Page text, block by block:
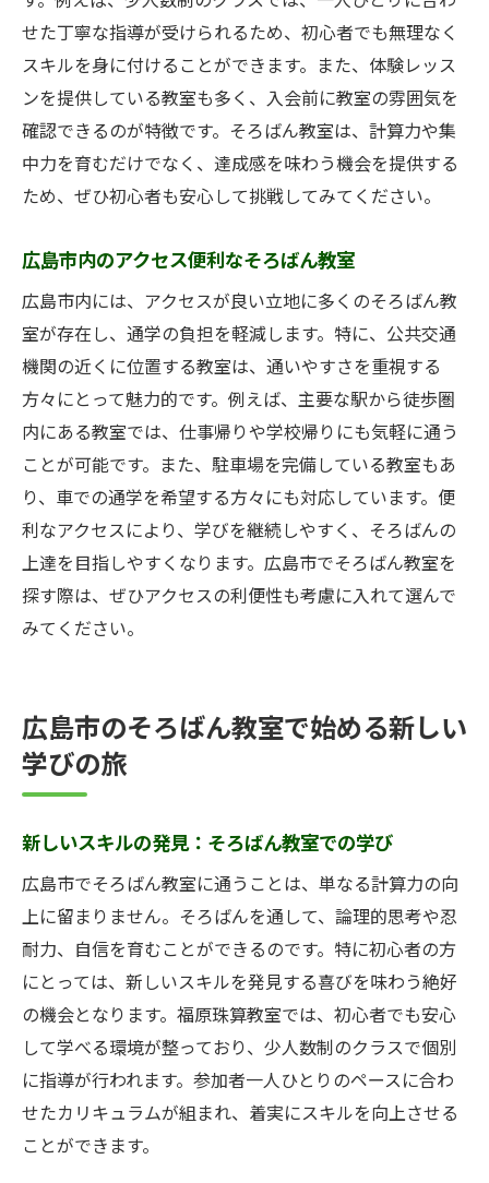
ラム紹介
広島市内での初心者向けそろばん学習プラ
ン
福原珠算教室の初心者育成プログラムの特
徴
初心者でも安心！福原珠算教室での指導内
広島市での初心者向けそろばん教室の指導
法
福原珠算教室での初心者成長の軌跡
せた丁寧な指導が受けられるため、初心者でも無理なく
スキルを身に付けることができます。また、体験レッス
ンを提供している教室も多く、入会前に教室の雰囲気を
確認できるのが特徴です。そろばん教室は、計算力や集
中力を育むだけでなく、達成感を味わう機会を提供する
ため、ぜひ初心者も安心して挑戦してみてください。
広島市内のアクセス便利なそろばん教室
広島市内には、アクセスが良い立地に多くのそろばん教
室が存在し、通学の負担を軽減します。特に、公共交通
機関の近くに位置する教室は、通いやすさを重視する
方々にとって魅力的です。例えば、主要な駅から徒歩圏
内にある教室では、仕事帰りや学校帰りにも気軽に通う
ことが可能です。また、駐車場を完備している教室もあ
り、車での通学を希望する方々にも対応しています。便
利なアクセスにより、学びを継続しやすく、そろばんの
上達を目指しやすくなります。広島市でそろばん教室を
探す際は、ぜひアクセスの利便性も考慮に入れて選んで
みてください。
広島市のそろばん教室で始める新しい
学びの旅
新しいスキルの発見：そろばん教室での学び
広島市でそろばん教室に通うことは、単なる計算力の向
上に留まりません。そろばんを通して、論理的思考や忍
耐力、自信を育むことができるのです。特に初心者の方
にとっては、新しいスキルを発見する喜びを味わう絶好
の機会となります。福原珠算教室では、初心者でも安心
して学べる環境が整っており、少人数制のクラスで個別
に指導が行われます。参加者一人ひとりのペースに合わ
せたカリキュラムが組まれ、着実にスキルを向上させる
ことができます。